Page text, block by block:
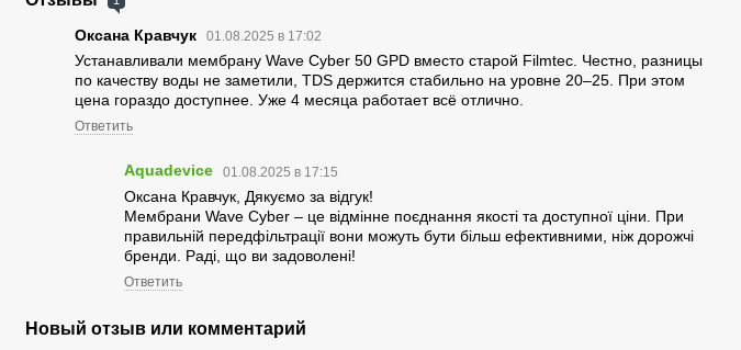
Оксана Кравчук 01.08.2025 в 17:02
Устанавливали мембрану Wave Cyber 50 GPD вместо старой Filmtec. Честно, разницы
по качеству воды не заметили, TDS держится стабильно на уровне 20–25. При этом
цена гораздо доступнее. Уже 4 месяца работает всё отлично.
Ответить
Aquadevice 01.08.2025 в 17:15
Оксана Кравчук, Дякуємо за відгук!
Мембрани Wave Cyber – це відмінне поєднання якості та доступної ціни. При
правильній передфільтрації вони можуть бути більш ефективними, ніж дорожчі
бренди. Раді, що ви задоволені!
Ответить
Новый отзыв или комментарий